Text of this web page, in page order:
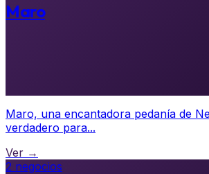
Maro
Maro, una encantadora pedanía de
verdadero para...
Ver →
2 negocios